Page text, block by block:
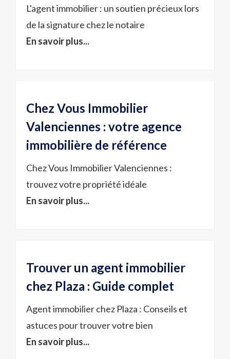
L'agent immobilier : un soutien précieux lors
de la signature chez le notaire
En savoir plus...
Chez Vous Immobilier
Valenciennes : votre agence
immobilière de référence
Chez Vous Immobilier Valenciennes :
trouvez votre propriété idéale
En savoir plus...
Trouver un agent immobilier
chez Plaza : Guide complet
Agent immobilier chez Plaza : Conseils et
astuces pour trouver votre bien
En savoir plus...